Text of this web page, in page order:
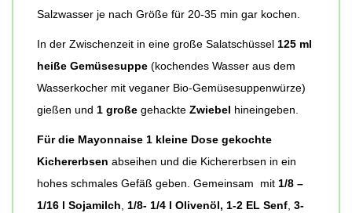
Salzwasser je nach Größe für 20-35 min gar kochen.
In der Zwischenzeit in eine große Salatschüssel 125 ml
heiße Gemüsesuppe (kochendes Wasser aus dem
Wasserkocher mit veganer Bio-Gemüsesuppenwürze)
gießen und 1 große gehackte Zwiebel hineingeben.
Für die Mayonnaise 1 kleine Dose gekochte
Kichererbsen abseihen und die Kichererbsen in ein
hohes schmales Gefäß geben. Gemeinsam mit 1/8 –
1/16 l Sojamilch 1/8- 1/4 l Olivenöl, 1-2 EL Senf 3-